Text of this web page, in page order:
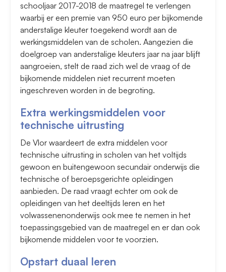
schooljaar 2017-2018 de maatregel te verlengen
waarbij er een premie van 950 euro per bijkomende
anderstalige kleuter toegekend wordt aan de
werkingsmiddelen van de scholen. Aangezien die
doelgroep van anderstalige kleuters jaar na jaar blijft
aangroeien, stelt de raad zich wel de vraag of de
bijkomende middelen niet recurrent moeten
ingeschreven worden in de begroting.
Extra werkingsmiddelen voor
technische uitrusting
De Vlor waardeert de extra middelen voor
technische uitrusting in scholen van het voltijds
gewoon en buitengewoon secundair onderwijs die
technische of beroepsgerichte opleidingen
aanbieden. De raad vraagt echter om ook de
opleidingen van het deeltijds leren en het
volwassenenonderwijs ook mee te nemen in het
toepassingsgebied van de maatregel en er dan ook
bijkomende middelen voor te voorzien.
Opstart duaal leren